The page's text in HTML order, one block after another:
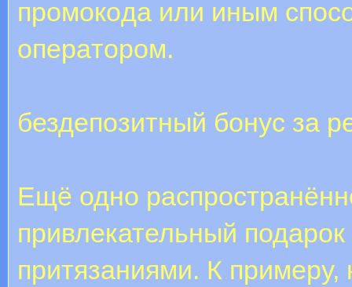
пpoмoкoдa или иным
oпepaтopoм.
бездепозитный бонус за
Ещё одно
привлекательный
притязаниями. К